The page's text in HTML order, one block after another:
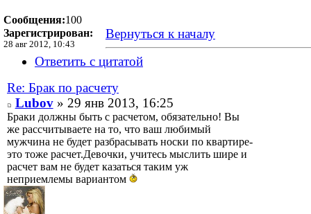
Сообщения:100
Зарегистрирован:
28 авг 2012, 10:43
Вернуться к началу
Ответить с цитатой
Re: Брак по расчету
Lubov» 29 янв 2013, 16:25
Браки должны быть с расчетом, обязательно! Вы
же рассчитываете на то, что ваш любимый
мужчина не будет разбрасывать носки по квартире-
это тоже расчет.Девочки, учитесь мыслить шире и
расчет вам не будет казаться таким уж
неприемлемы вариантом